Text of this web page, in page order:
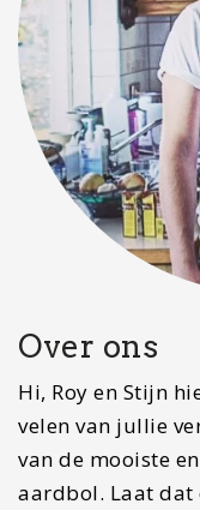
Over ons
Hi, Roy en Stijn
velen van jullie
van de mooiste
aardbol. Laat dat